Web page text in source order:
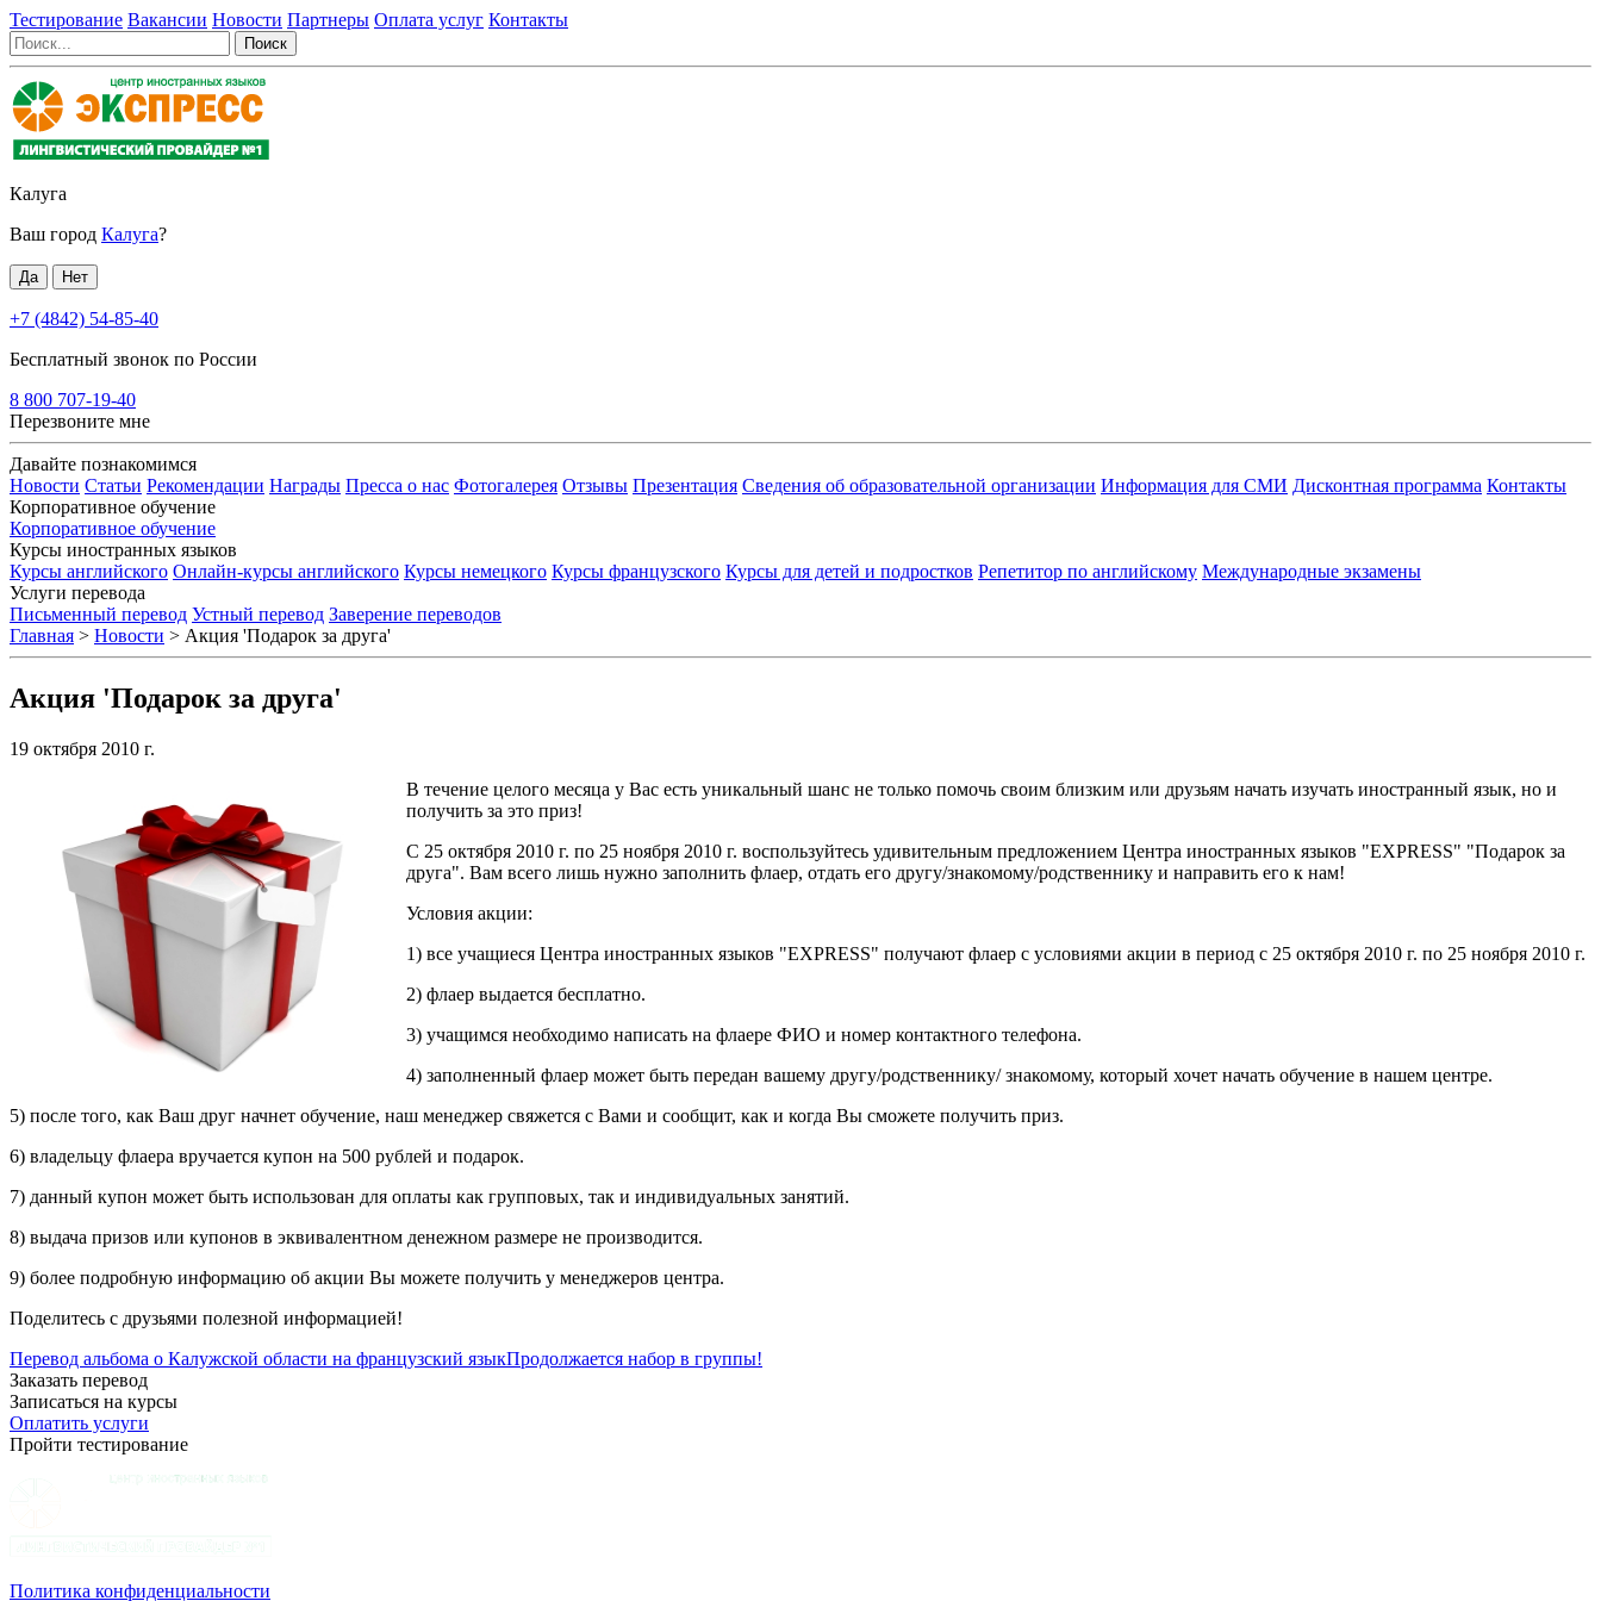
Тестирование Вакансии Новости Партнеры Оплата услуг Контакты
Калуга
Ваш город Калуга?
+7 (4842) 54-85-40
Бесплатный звонок по России
8 800 707-19-40
Перезвоните мне
Давайте познакомимся
Новости Статьи Рекомендации Награды Пресса о нас Фотогалерея Отзывы Презентация Сведения об образовательной организации Информация для СМИ Дисконтная программа Контакты
Корпоративное обучение
Корпоративное обучение
Курсы иностранных языков
Курсы английского Онлайн-курсы английского Курсы немецкого Курсы французского Курсы для детей и подростков Репетитор по английскому Международные экзамены
Услуги перевода
Письменный перевод Устный перевод Заверение переводов
Главная > Новости > Акция 'Подарок за друга'
Акция 'Подарок за друга'
19 октября 2010 г.
В течение целого месяца у Вас есть уникальный шанс не только помочь своим близким или друзьям начать изучать иностранный язык, но и
получить за это приз!
С 25 октября 2010 г. по 25 ноября 2010 г. воспользуйтесь удивительным предложением Центра иностранных языков "EXPRESS" "Подарок за
друга". Вам всего лишь нужно заполнить флаер, отдать его другу/знакомому/родственнику и направить его к нам!
Условия акции:
1) все учащиеся Центра иностранных языков "EXPRESS" получают флаер с условиями акции в период с 25 октября 2010 г. по 25 ноября 2010 г.
2) флаер выдается бесплатно.
3) учащимся необходимо написать на флаере ФИО и номер контактного телефона.
4) заполненный флаер может быть передан вашему другу/родственнику/ знакомому, который хочет начать обучение в нашем центре.
5) после того, как Ваш друг начнет обучение, наш менеджер свяжется с Вами и сообщит, как и когда Вы сможете получить приз.
6) владельцу флаера вручается купон на 500 рублей и подарок.
7) данный купон может быть использован для оплаты как групповых, так и индивидуальных занятий.
8) выдача призов или купонов в эквивалентном денежном размере не производится.
9) более подробную информацию об акции Вы можете получить у менеджеров центра.
Поделитесь с друзьями полезной информацией!
Перевод альбома о Калужской области на французский языкПродолжается набор в группы!
Заказать перевод
Записаться на курсы
Оплатить услуги
Пройти тестирование
Политика конфиденциальности